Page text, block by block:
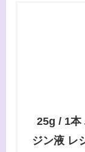
25g / 1本
ジン液 レ